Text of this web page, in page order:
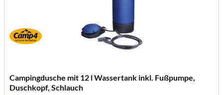
Campingdusche mit 12 l Wassertank inkl. Fußpumpe,
Duschkopf, Schlauch